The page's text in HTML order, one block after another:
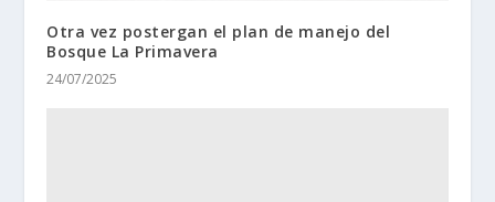
Otra vez postergan el plan de manejo del
Bosque La Primavera
24/07/2025